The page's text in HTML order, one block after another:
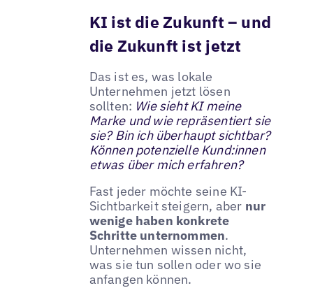
KI ist die Zukunft – und
die Zukunft ist jetzt
Das ist es, was lokale
Unternehmen jetzt lösen
sollten: Wie sieht KI meine
Marke und wie repräsentiert sie
sie? Bin ich überhaupt sichtbar?
Können potenzielle Kund:innen
etwas über mich erfahren?
Fast jeder möchte seine KI-
Sichtbarkeit steigern, aber nur
wenige haben konkrete
Schritte unternommen.
Unternehmen wissen nicht,
was sie tun sollen oder wo sie
anfangen können.